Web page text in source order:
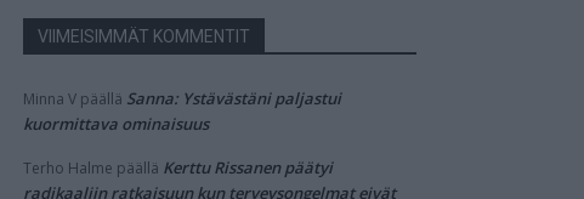
VIIMEISIMMÄT KOMMENTIT
Minna V päällä Sanna: Ystävästäni paljastui
kuormittava ominaisuus
Terho Halme päällä Kerttu Rissanen päätyi
radikaaliin ratkaisuun kun terveysongelmat eivät